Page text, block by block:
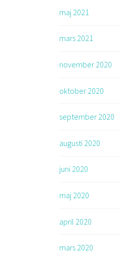
maj 2021
mars 2021
november 2020
oktober 2020
september 2020
augusti 2020
juni 2020
maj 2020
april 2020
mars 2020